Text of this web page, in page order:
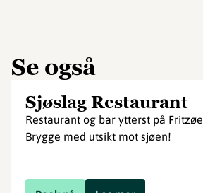
Se også
Sjøslag Restaurant
Restaurant og bar ytterst på Fritzøe
Brygge med utsikt mot sjøen!